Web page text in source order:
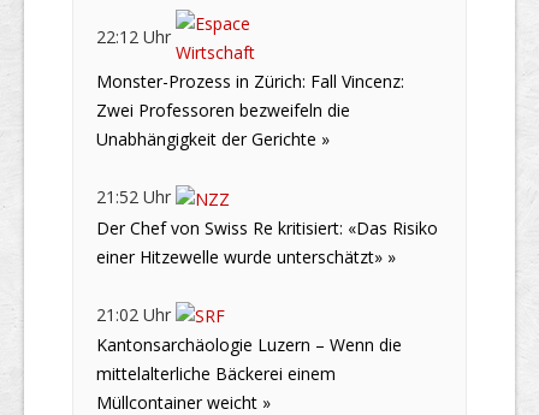
22:12 Uhr
Monster-Prozess in Zürich: Fall Vincenz:
Zwei Professoren bezweifeln die
Unabhängigkeit der Gerichte »
21:52 Uhr
Der Chef von Swiss Re kritisiert: «Das Risiko
einer Hitzewelle wurde unterschätzt» »
21:02 Uhr
Kantonsarchäologie Luzern – Wenn die
mittelalterliche Bäckerei einem
Müllcontainer weicht »